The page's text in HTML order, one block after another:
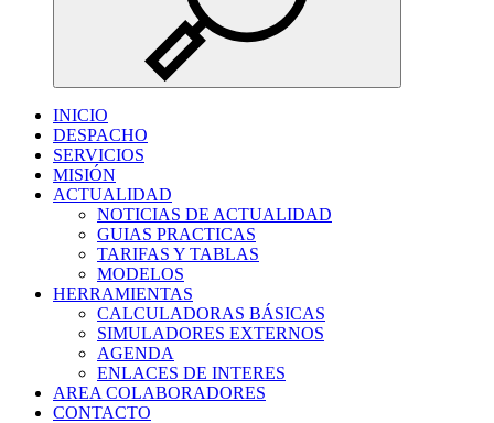
INICIO
DESPACHO
SERVICIOS
MISIÓN
ACTUALIDAD
NOTICIAS DE ACTUALIDAD
GUIAS PRACTICAS
TARIFAS Y TABLAS
MODELOS
HERRAMIENTAS
CALCULADORAS BÁSICAS
SIMULADORES EXTERNOS
AGENDA
ENLACES DE INTERES
AREA COLABORADORES
CONTACTO